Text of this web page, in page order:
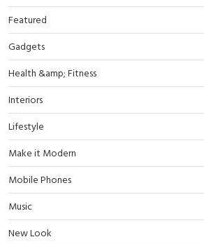
Featured
Gadgets
Health &amp; Fitness
Interiors
Lifestyle
Make it Modern
Mobile Phones
Music
New Look